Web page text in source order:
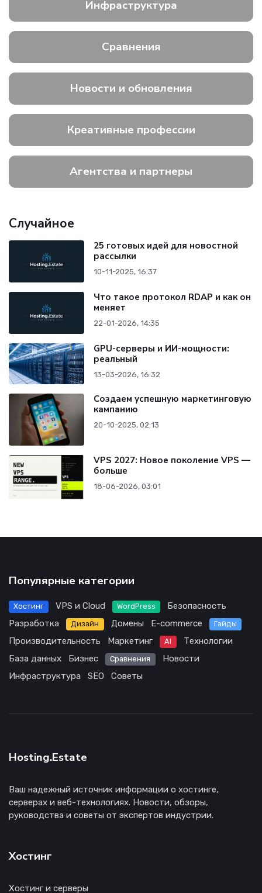
Инфраструктура
Сравнения
Новости и обновления
Креативные профессии
Агентства и партнеры
Случайное
25 готовых идей для новостной
рассылки
10-11-2025, 16:37
Что такое протокол RDAP и как он
меняет
22-01-2026, 14:35
GPU-серверы и ИИ-мощности:
реальный
13-03-2026, 16:32
Создаем успешную маркетинговую
кампанию
20-10-2025, 02:13
VPS 2027: Новое поколение VPS —
больше
18-06-2026, 03:01
Популярные категории
Хостинг VPS и Cloud WordPress
Безопасность
Разработка
Дизайн Домены E-commerce Гайды
Производительность Маркетинг AI
Технологии
База данных
Бизнес Сравнения
Новости
Инфраструктура
SEO Советы
Hosting.Estate
Ваш надежный источник информации о хостинге,
серверах и веб-технологиях. Новости, обзоры,
руководства и советы от экспертов индустрии.
Хостинг
Хостинг и серверы